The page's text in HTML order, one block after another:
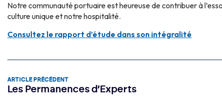
Notre communauté portuaire est heureuse de contribuer à
culture unique et notre hospitalité.
Consultez le rapport d’étude dans son intégralité
ARTICLE PRÉCÉDENT
Les Permanences d’Experts